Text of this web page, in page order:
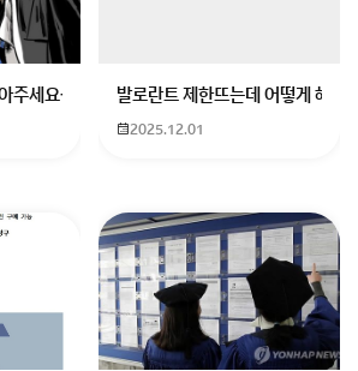
주세요ㅠㅠ 무슨 검정머리 남자 캐릭터에 더빙하
발로란트 제한뜨는데 어떻게 해야
2025.12.01